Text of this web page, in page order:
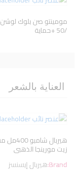
/50 +حماية
العناية بالشعر
هيربال
زيت مورينجا الذهبى
Brand:هيربال إيسنسز